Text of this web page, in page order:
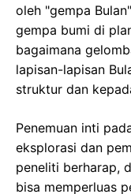
oleh "gempa
gempa bumi di
bagaimana
lapisan-lapisan
struktur dan
Penemuan inti
eksplorasi dan
peneliti berharap,
bisa memperluas